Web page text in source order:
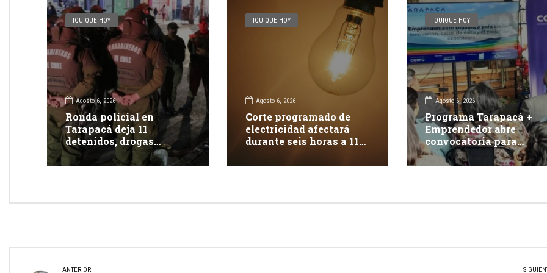
IQUIQUE HOY
Agosto 6, 2026
Ronda policial en
Tarapacá deja 11
detenidos, drogas
incautadas y más de 350
fiscalizaciones
IQUIQUE HOY
Agosto 6, 2026
Corte programado de
electricidad afectará
durante seis horas a 117
IQUIQUE HOY
Agosto 6, 2026
Programa Tarapacá +
Emprendedor abre
convocatoria para
apoyar 15 proyectos
innovadores
ANTERIOR